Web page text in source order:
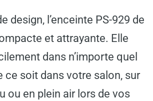
design, l’enceinte PS-929 de
et attrayante. Elle
dans n’importe quel
ce soit dans votre salon, sur
ou en plein air lors de vos